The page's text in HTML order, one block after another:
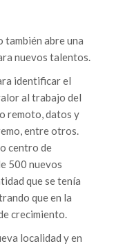
también abre una
nuevos talentos.
identificar el
al trabajo del
remoto, datos y
entre otros.
centro de
500 nuevos
que se tenía
que en la
crecimiento.
localidad y en